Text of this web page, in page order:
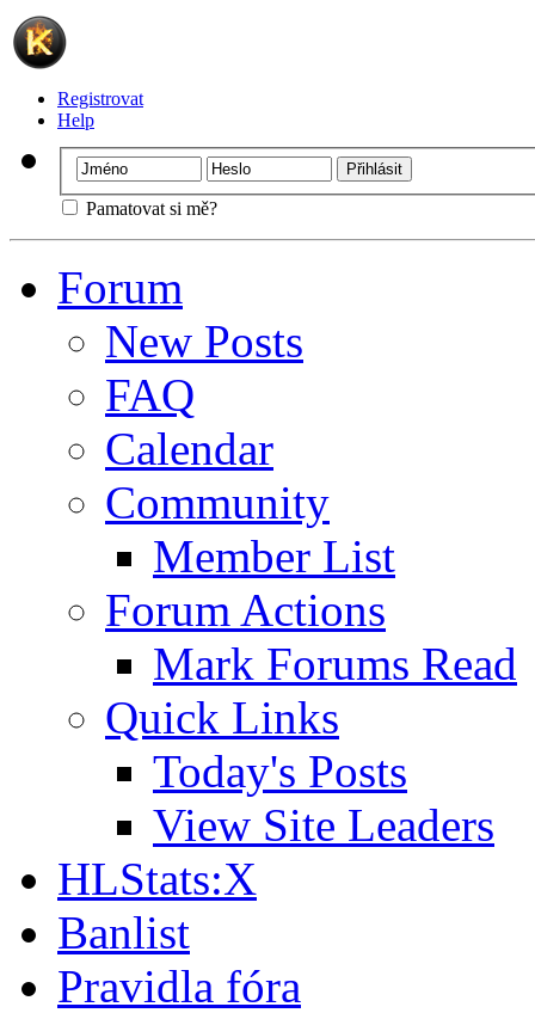
Registrovat
Help
Pamatovat si mě?
Forum
New Posts
FAQ
Calendar
Community
Member List
Forum Actions
Mark Forums Read
Quick Links
Today's Posts
View Site Leaders
HLStats:X
Banlist
Pravidla fóra